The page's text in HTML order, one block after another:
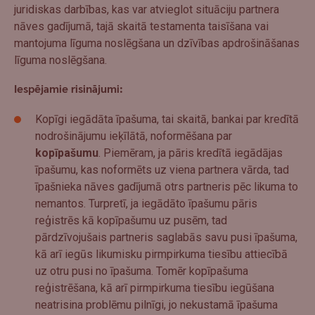
juridiskas darbības, kas var atvieglot situāciju partnera
nāves gadījumā, tajā skaitā testamenta taisīšana vai
mantojuma līguma noslēgšana un dzīvības apdrošināšanas
līguma noslēgšana.
Iespējamie risinājumi:
Kopīgi iegādāta īpašuma, tai skaitā, bankai par kredītā
nodrošinājumu ieķīlātā, noformēšana par
kopīpašumu. Piemēram, ja pāris kredītā iegādājas
īpašumu, kas noformēts uz viena partnera vārda, tad
īpašnieka nāves gadījumā otrs partneris pēc likuma to
nemantos. Turpretī, ja iegādāto īpašumu pāris
reģistrēs kā kopīpašumu uz pusēm, tad
pārdzīvojušais partneris saglabās savu pusi īpašuma,
kā arī iegūs likumisku pirmpirkuma tiesību attiecībā
uz otru pusi no īpašuma. Tomēr kopīpašuma
reģistrēšana, kā arī pirmpirkuma tiesību iegūšana
neatrisina problēmu pilnīgi, jo nekustamā īpašuma